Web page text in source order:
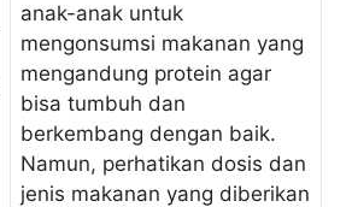
anak-anak untuk
mengonsumsi makanan yang
mengandung protein agar
bisa tumbuh dan
berkembang dengan baik.
Namun, perhatikan dosis dan
jenis makanan yang diberikan